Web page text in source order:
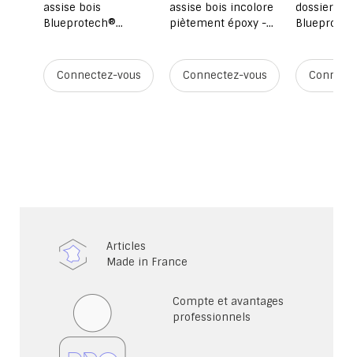
assise bois
Blueprotech®
Connectez-vous
assise bois incolore
piètement époxy -
Connectez-vous
dossier
RAL 5002
Articles
Made in France
Compte et avantages
professionnels